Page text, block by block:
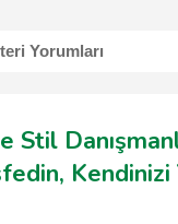
Yorumları
Stil